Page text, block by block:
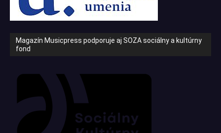
Magazín Musicpress podporuje aj SOZA sociálny a kultúrny
fond